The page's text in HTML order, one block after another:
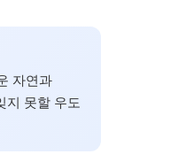
자연과
지 못할 우도